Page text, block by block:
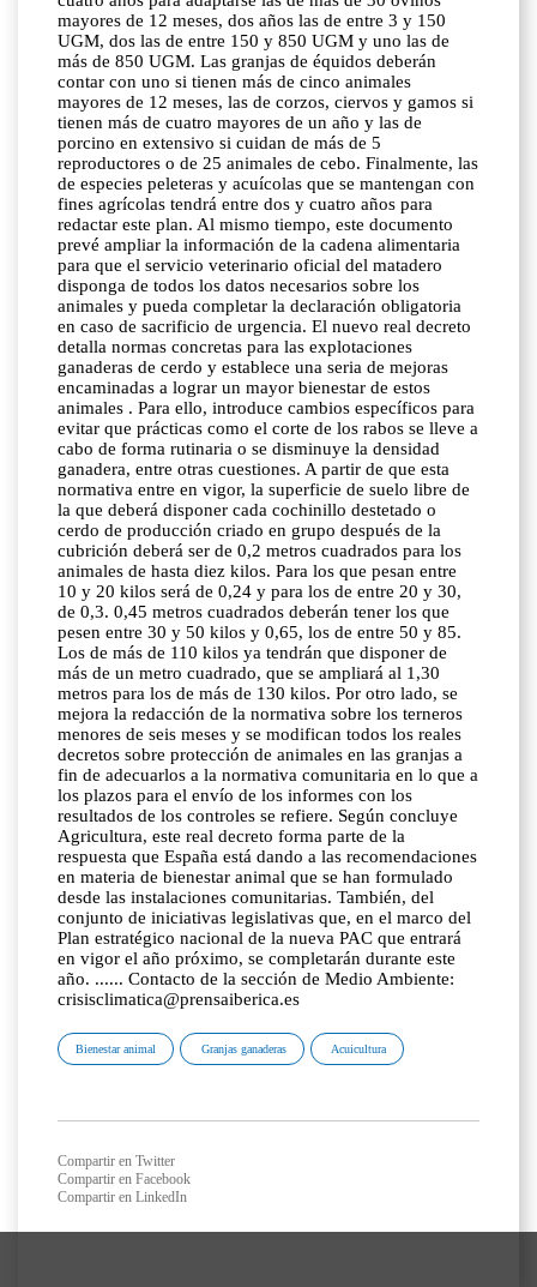
mayores de 12 meses, dos años las de entre 3 y 150
UGM, dos las de entre 150 y 850 UGM y uno las de
más de 850 UGM. Las granjas de équidos deberán
contar con uno si tienen más de cinco animales
mayores de 12 meses, las de corzos, ciervos y gamos si
tienen más de cuatro mayores de un año y las de
porcino en extensivo si cuidan de más de 5
reproductores o de 25 animales de cebo. Finalmente, las
de especies peleteras y acuícolas que se mantengan con
fines agrícolas tendrá entre dos y cuatro años para
redactar este plan. Al mismo tiempo, este documento
prevé ampliar la información de la cadena alimentaria
para que el servicio veterinario oficial del matadero
disponga de todos los datos necesarios sobre los
animales y pueda completar la declaración obligatoria
en caso de sacrificio de urgencia. El nuevo real decreto
detalla normas concretas para las explotaciones
ganaderas de cerdo y establece una seria de mejoras
encaminadas a lograr un mayor bienestar de estos
animales . Para ello, introduce cambios específicos para
evitar que prácticas como el corte de los rabos se lleve a
cabo de forma rutinaria o se disminuye la densidad
ganadera, entre otras cuestiones. A partir de que esta
normativa entre en vigor, la superficie de suelo libre de
la que deberá disponer cada cochinillo destetado o
cerdo de producción criado en grupo después de la
cubrición deberá ser de 0,2 metros cuadrados para los
animales de hasta diez kilos. Para los que pesan entre
10 y 20 kilos será de 0,24 y para los de entre 20 y 30,
de 0,3. 0,45 metros cuadrados deberán tener los que
pesen entre 30 y 50 kilos y 0,65, los de entre 50 y 85.
Los de más de 110 kilos ya tendrán que disponer de
más de un metro cuadrado, que se ampliará al 1,30
metros para los de más de 130 kilos. Por otro lado, se
mejora la redacción de la normativa sobre los terneros
menores de seis meses y se modifican todos los reales
decretos sobre protección de animales en las granjas a
fin de adecuarlos a la normativa comunitaria en lo que a
los plazos para el envío de los informes con los
resultados de los controles se refiere. Según concluye
Agricultura, este real decreto forma parte de la
respuesta que España está dando a las recomendaciones
en materia de bienestar animal que se han formulado
desde las instalaciones comunitarias. También, del
conjunto de iniciativas legislativas que, en el marco del
Plan estratégico nacional de la nueva PAC que entrará
en vigor el año próximo, se completarán durante este
año. ...... Contacto de la sección de Medio Ambiente:
crisisclimatica@prensaiberica.es
Bienestar animal Granjas ganaderas Acuicultura
Compartir en Twitter
Compartir en Facebook
Compartir en LinkedIn